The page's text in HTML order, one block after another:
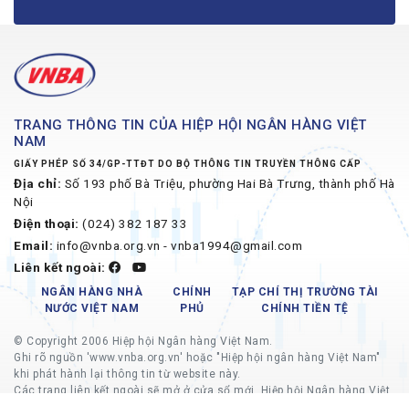
TRANG THÔNG TIN CỦA HIỆP HỘI NGÂN HÀNG VIỆT
NAM
GIẤY PHÉP SỐ 34/GP-TTĐT DO BỘ THÔNG TIN TRUYỀN THÔNG CẤP
Địa chỉ: Số 193 phố Bà Triệu, phường Hai Bà Trưng, thành phố Hà
Nội
Điện thoại: (024) 382 187 33
Email: info@vnba.org.vn - vnba1994@gmail.com
Liên kết ngoài:
NGÂN HÀNG NHÀ
NƯỚC VIỆT NAM
CHÍNH
PHỦ
TẠP CHÍ THỊ TRƯỜNG TÀI
CHÍNH TIỀN TỆ
© Copyright 2006 Hiệp hội Ngân hàng Việt Nam.
Ghi rõ nguồn 'www.vnba.org.vn' hoặc "Hiệp hội ngân hàng Việt Nam"
khi phát hành lại thông tin từ website này.
Các trang liên kết ngoài sẽ mở ở cửa sổ mới, Hiệp hội Ngân hàng Việt